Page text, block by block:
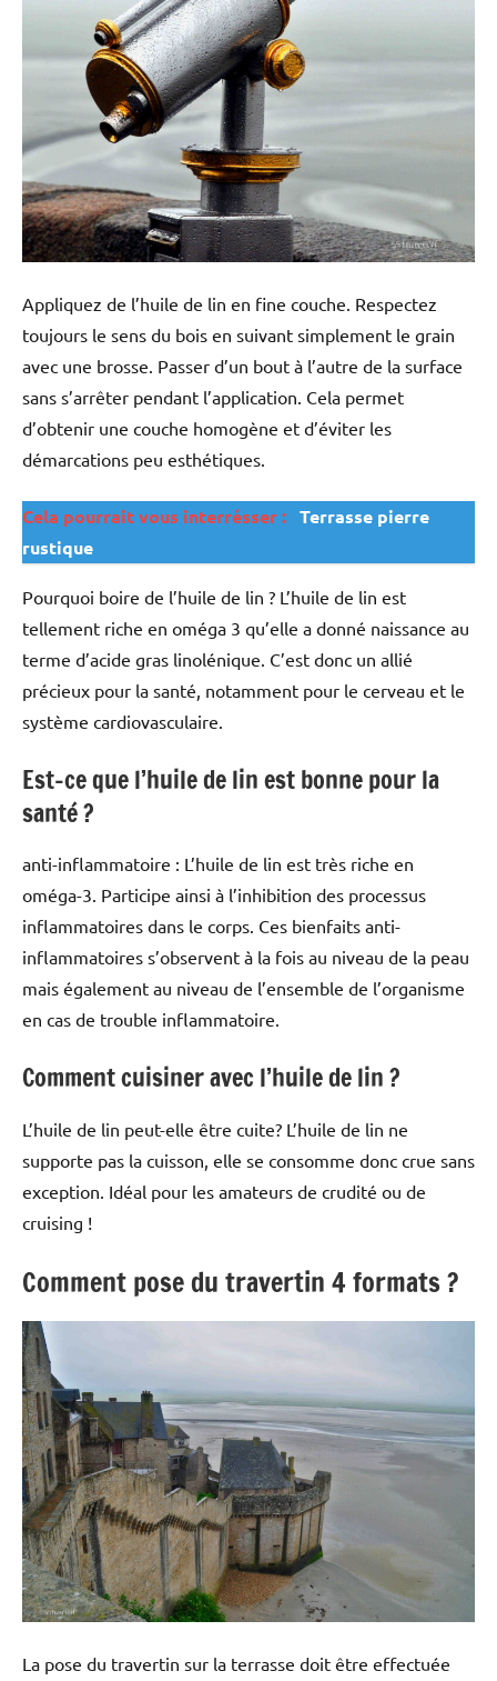
Appliquez de l’huile de lin en fine couche. Respectez
toujours le sens du bois en suivant simplement le grain
avec une brosse. Passer d’un bout à l’autre de la surface
sans s’arrêter pendant l’application. Cela permet
d’obtenir une couche homogène et d’éviter les
démarcations peu esthétiques.
Cela pourrait vous interrésser : Terrasse pierre
rustique
Pourquoi boire de l’huile de lin ? L’huile de lin est
tellement riche en oméga 3 qu’elle a donné naissance au
terme d’acide gras linolénique. C’est donc un allié
précieux pour la santé, notamment pour le cerveau et le
système cardiovasculaire.
Est-ce que l’huile de lin est bonne pour la
santé ?
anti-inflammatoire : L’huile de lin est très riche en
oméga-3. Participe ainsi à l’inhibition des processus
inflammatoires dans le corps. Ces bienfaits anti-
inflammatoires s’observent à la fois au niveau de la peau
mais également au niveau de l’ensemble de l’organisme
en cas de trouble inflammatoire.
Comment cuisiner avec l’huile de lin ?
L’huile de lin peut-elle être cuite? L’huile de lin ne
supporte pas la cuisson, elle se consomme donc crue sans
exception. Idéal pour les amateurs de crudité ou de
cruising !
Comment pose du travertin 4 formats ?
La pose du travertin sur la terrasse doit être effectuée